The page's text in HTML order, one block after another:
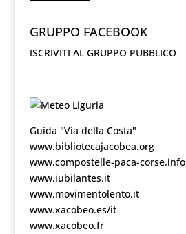
GRUPPO FACEBOOK
ISCRIVITI AL GRUPPO PUBBLICO
Guida "Via della Costa"
www.bibliotecajacobea.org
www.compostelle-paca-corse.info
www.iubilantes.it
www.movimentolento.it
www.xacobeo.es/it
www.xacobeo.fr